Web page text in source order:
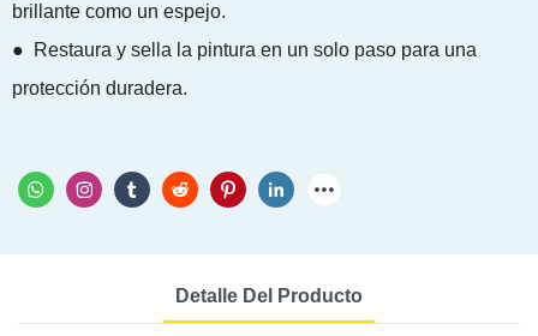
brillante como un espejo.
● Restaura y sella la pintura en un solo paso para una
protección duradera.
Detalle Del Producto